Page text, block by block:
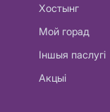
Хостынг
Мой горад
Іншыя паслугі
Акцыі